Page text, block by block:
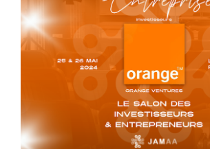
Home
Schedules